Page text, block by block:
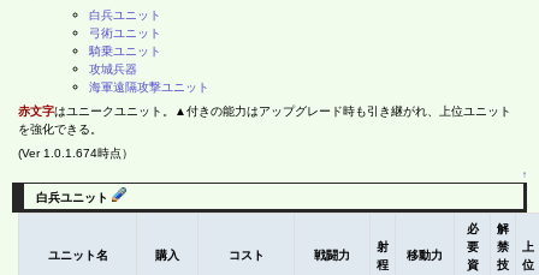
白兵ユニット
弓術ユニット
騎乗ユニット
攻城兵器
海軍遠隔攻撃ユニット
赤文字はユニークユニット。▲付きの能力はアップグレード時も引き継がれ、上位ユニット
を強化できる。
(Ver 1.0.1.674時点）
↑
白兵ユニット
ユニット名 購入 コスト 戦闘力
射
程
移動力
必
要
資
解
禁
技
上
位